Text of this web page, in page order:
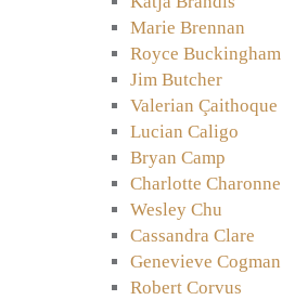
Marie Brennan
Royce Buckingham
Jim Butcher
Valerian Çaithoque
Lucian Caligo
Bryan Camp
Charlotte Charonne
Wesley Chu
Cassandra Clare
Genevieve Cogman
Robert Corvus